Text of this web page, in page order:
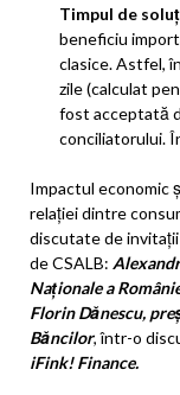
Timpul de
beneficiu
clasice. Astfel,
zile (calculat
fost acceptată
conciliatorului.
Impactul economic
relației dintre
discutate de
deCSALB:
Naționale a
Florin Dănescu,
Băncilor, într-o
iFink! Finance.